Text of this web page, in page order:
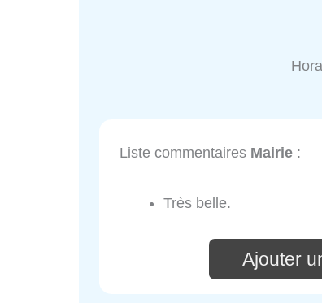
Liste commentaires Mairie :
Très belle.
Ajouter